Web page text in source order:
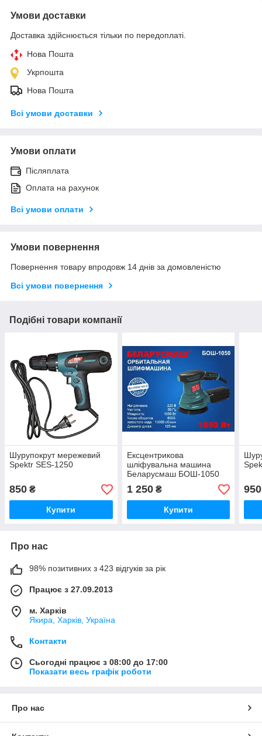
Умови доставки
Доставка здійснюється тільки по передоплаті.
Нова Пошта
Укрпошта
Нова Пошта
Всі умови доставки
Умови оплати
Післяплата
Оплата на рахунок
Всі умови оплати
Умови повернення
Повернення товару впродовж 14 днів за домовленістю
Всі умови повернення
Подібні товари компанії
Шурупокрут мережевий
Spektr SES-1250
850 ₴
Купити
Ексцентрикова
шліфувальна машина
Беларусмаш БОШ-1050
1 250₴
Купити
950
Про нас
98% позитивних з 423 відгуків за рік
Працює з 27.09.2013
м. Харків
Якира, Харків, Україна
Контакти
Сьогодні працює з 08:00 до 17:00
Показати весь графік роботи
Про нас